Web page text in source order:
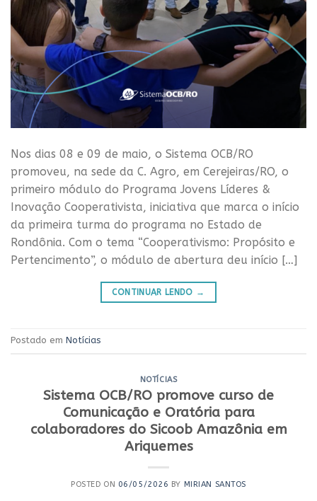
Nos dias 08 e 09 de maio, o Sistema OCB/RO
promoveu, na sede da C. Agro, em Cerejeiras/RO, o
primeiro módulo do Programa Jovens Líderes &
Inovação Cooperativista, iniciativa que marca o início
da primeira turma do programa no Estado de
Rondônia. Com o tema “Cooperativismo: Propósito e
Pertencimento”, o módulo de abertura deu início […]
CONTINUAR LENDO →
Postado em Notícias
NOTÍCIAS
Sistema OCB/RO promove curso de
Comunicação e Oratória para
colaboradores do Sicoob Amazônia em
Ariquemes
POSTED ON 06/05/2026 BY MIRIAN SANTOS